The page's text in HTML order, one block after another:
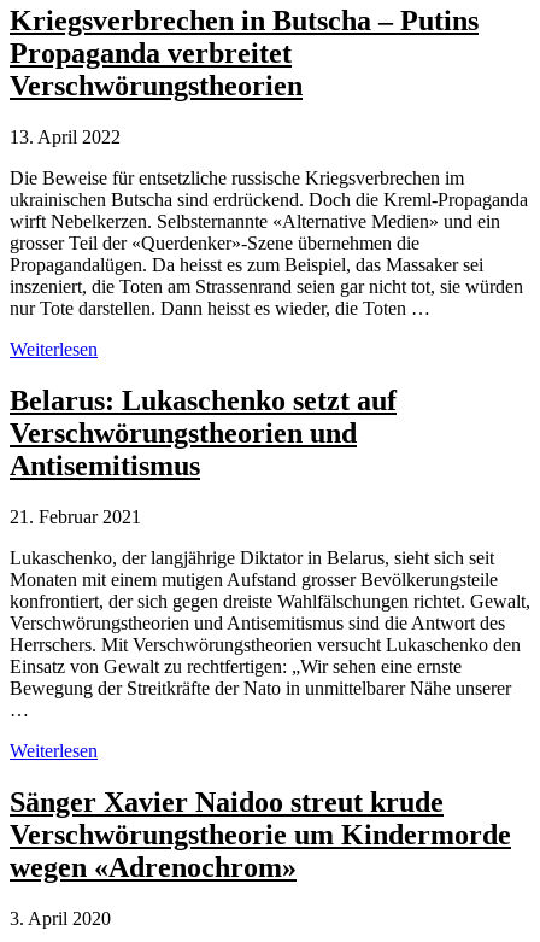
die
Sehnsucht
nach
der
rettenden
Kriegsverbrechen in Butscha – Putins
Propaganda verbreitet
Verschwörungstheorien
13. April 2022
Die Beweise für entsetzliche russische Kriegs­verbrechen im
ukrainischen Butscha sind erdrückend. Doch die Kreml-Propaganda
wirft Nebelkerzen. Selbsternannte «Alternative Medien» und ein
grosser Teil der «Querdenker»-Szene übernehmen die
Propagandalügen. Da heisst es zum Beispiel, das Massaker sei
inszeniert, die Toten am Strassenrand seien gar nicht tot, sie würden
nur Tote darstellen. Dann heisst es wieder, die Toten …
Kriegsverbrechen
Butscha
–
Putins
Propaganda
verbreitet
Weiterlesen
Belarus: Lukaschenko setzt auf
Verschwörungstheorien und
Antisemitismus
21. Februar 2021
Lukaschenko, der langjährige Diktator in Belarus, sieht sich seit
Monaten mit einem mutigen Aufstand grosser Bevölkerungsteile
konfrontiert, der sich gegen dreiste Wahlfälschungen richtet. Gewalt,
Verschwörungstheorien und Antisemitismus sind die Antwort des
Herrschers. Mit Verschwörungstheorien versucht Lukaschenko den
Einsatz von Gewalt zu rechtfertigen: „Wir sehen eine ernste
Bewegung der Streitkräfte der Nato in unmittelbarer Nähe unserer
…
Belarus:
setzt
auf
Verschwörungstheorien
Antisemitismus
Weiterlesen
Sänger Xavier Naidoo streut krude
Verschwörungstheorie um Kindermorde
wegen «Adrenochrom»
3. April 2020